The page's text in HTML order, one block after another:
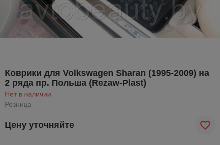
Коврики для Volkswagen Sharan (1995-2009) на
2 ряда пр. Польша (Rezaw-Plast)
Нет в наличии
Розница
Цену уточняйте